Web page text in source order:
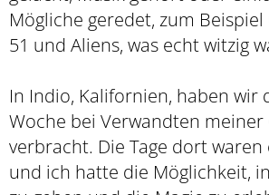
Mögliche geredet, zum
51 und Aliens, was echt witzig
In Indio, Kalifornien, haben wir
Woche bei Verwandten meiner
verbracht. Die Tage dort waren
und ich hatte die Möglichkeit,